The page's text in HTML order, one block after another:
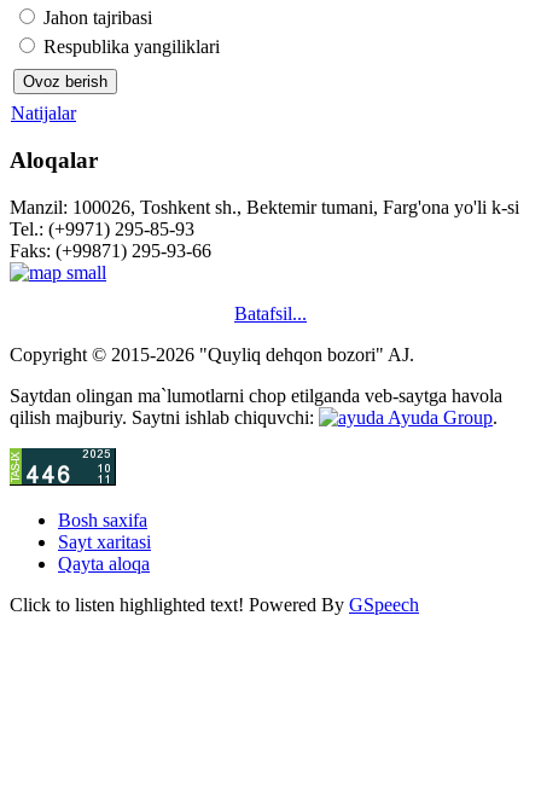
Jahon tajribasi
Respublika yangiliklari
Natijalar
Aloqalar
Manzil: 100026, Toshkent sh., Bektemir tumani, Farg'ona yo'li k-si
Tel.: (+9971) 295-85-93
Faks: (+99871) 295-93-66
Batafsil...
Copyright © 2015-2026 "Quyliq dehqon bozori" AJ.
Saytdan olingan ma`lumotlarni chop etilganda veb-saytga havola
qilish majburiy. Saytni ishlab chiquvchi:
Ayuda Group.
Bosh saxifa
Sayt xaritasi
Qayta aloqa
Click to listen highlighted text! Powered By GSpeech